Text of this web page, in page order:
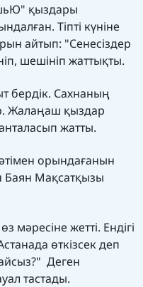
қыздары
Тіпті күніне
айтып: "Сенесіздер
шешініп жаттықты.
бердік. Сахнаның
Жалаңаш қыздар
жатты.
орындағанын
Баян Мақсатқызы
мәресіне жетті. Ендігі
өткізсек деп
Деген
тастады.